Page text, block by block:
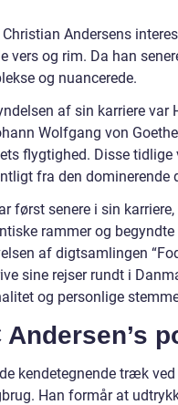
Christian Andersens
vers og rim. Da han
og nuancerede.
af sin karriere var
Wolfgang von
flygtighed. Disse
fra den dominerende
først senere i sin
rammer og
af digtsamlingen
sine rejser rundt i
og personlige
Andersen’s
kendetegnende træk
Han formår at